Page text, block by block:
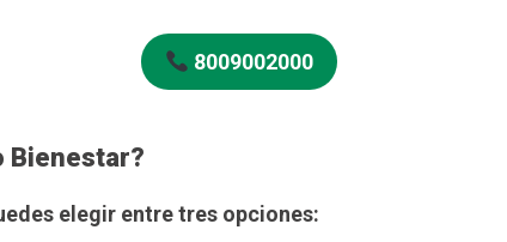
8009002000
Bienestar?
elegir entre tres opciones: